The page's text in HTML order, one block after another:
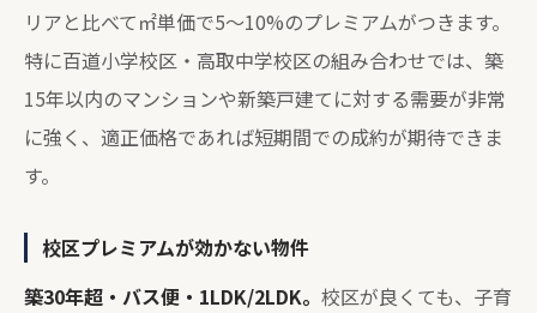
リアと比べて㎡単価で5〜10%のプレミアムがつきます。
特に百道小学校区・高取中学校区の組み合わせでは、築
15年以内のマンションや新築戸建てに対する需要が非常
に強く、適正価格であれば短期間での成約が期待できま
す。
校区プレミアムが効かない物件
築30年超・バス便・1LDK/2LDK。 校区が良くても、子育